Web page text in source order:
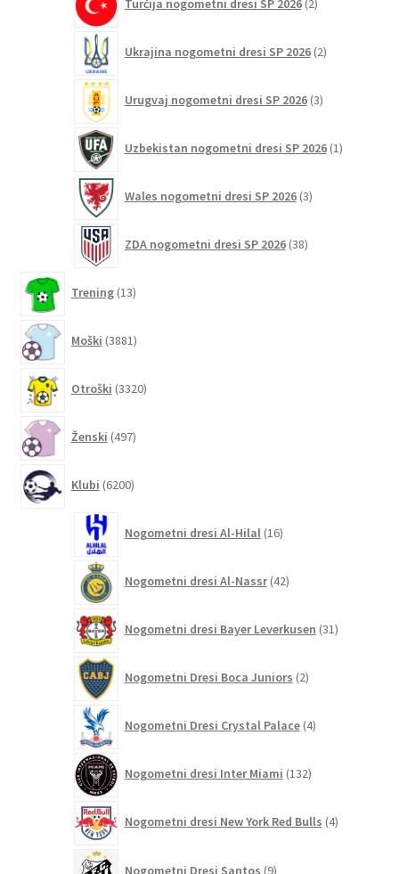
Turčija nogometni dresi SP 2026 2izdelka
Ukrajina nogometni dresi SP 2026 2izdelka
Urugvaj nogometni dresi SP 2026 3izdelki
Uzbekistan nogometni dresi SP 2026 1izdelek
Wales nogometni dresi SP 2026 3izdelki
ZDA nogometni dresi SP 2026 38izdelkov
Trening 13izdelkov
Moški 3881izdelkov
Otroški 3320izdelkov
Ženski 497izdelkov
Klubi 6200izdelkov
Nogometni dresi Al-Hilal 16izdelkov
Nogometni dresi Al-Nassr 42izdelkov
Nogometni dresi Bayer Leverkusen 31izdelkov
Nogometni Dresi Boca Juniors 2izdelka
Nogometni Dresi Crystal Palace 4izdelki
Nogometni dresi Inter Miami 132izdelkov
Nogometni dresi New York Red Bulls 4izdelki
Nogometni Dresi Santos 9